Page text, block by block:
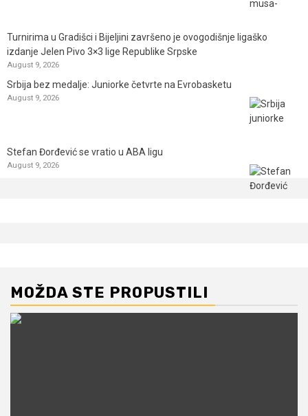
Turnirima u Gradišci i Bijeljini završeno je ovogodišnje ligaško
izdanje Jelen Pivo 3×3 lige Republike Srpske
August 9, 2026
Srbija bez medalje: Juniorke četvrte na Evrobasketu
August 9, 2026
Stefan Đorđević se vratio u ABA ligu
August 9, 2026
MOŽDA STE PROPUSTILI